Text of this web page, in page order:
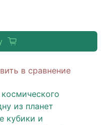
в сравнение
из планет
кубики и